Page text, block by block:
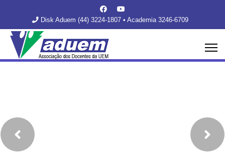
Disk Aduem (44) 3224-1807 • Academia 3246-6709